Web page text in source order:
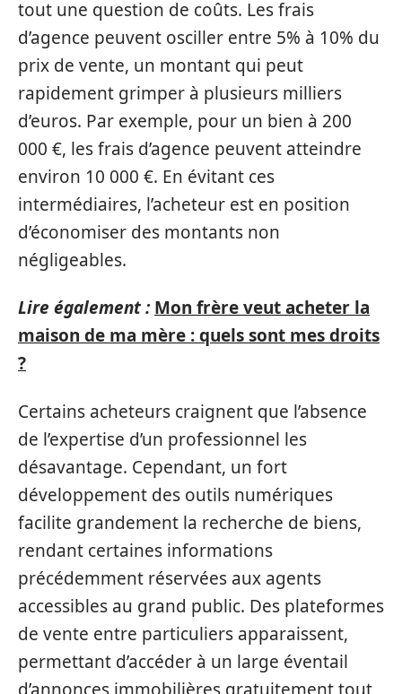
tout une question de coûts. Les frais
d’agence peuvent osciller entre 5% à 10% du
prix de vente, un montant qui peut
rapidement grimper à plusieurs milliers
d’euros. Par exemple, pour un bien à 200
000 €, les frais d’agence peuvent atteindre
environ 10 000 €. En évitant ces
intermédiaires, l’acheteur est en position
d’économiser des montants non
négligeables.
Lire également : Mon frère veut acheter la
maison de ma mère : quels sont mes droits
?
Certains acheteurs craignent que l’absence
de l’expertise d’un professionnel les
désavantage. Cependant, un fort
développement des outils numériques
facilite grandement la recherche de biens,
rendant certaines informations
précédemment réservées aux agents
accessibles au grand public. Des plateformes
de vente entre particuliers apparaissent,
permettant d’accéder à un large éventail
d’annonces immobilières gratuitement tout